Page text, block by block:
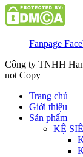
Fanpage
Công ty TNHH
not Copy
Trang chủ
Giới thiệu
Sản phẩm
KỆ